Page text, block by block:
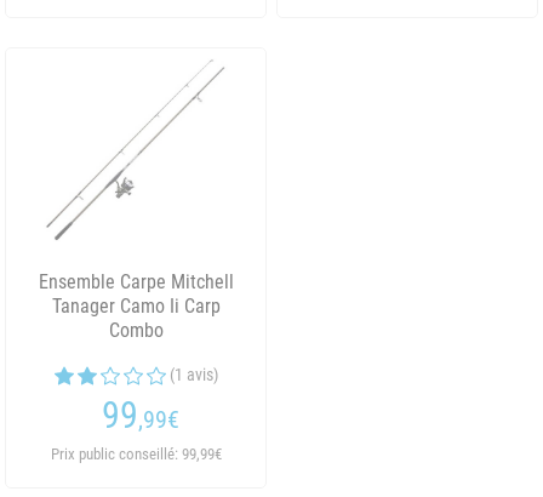
Ensemble Carpe Mitchell
Tanager Camo Ii Carp
Combo
(1 avis)
99,99€
Prix public conseillé: 99,99€